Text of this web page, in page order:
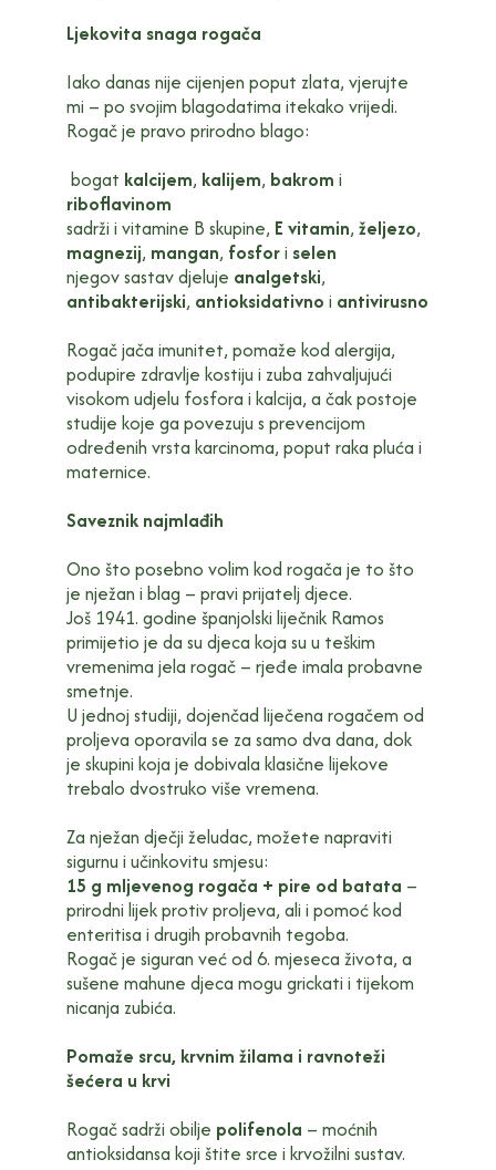
Ljekovita snaga rogača
Iako danas nije cijenjen poput zlata, vjerujte
mi – po svojim blagodatima itekako vrijedi.
Rogač je pravo prirodno blago:
bogat kalcijem, kalijem, bakrom i
riboflavinom
sadrži i vitamine B skupine, E vitamin, željezo,
magnezij, mangan, fosfori selen
njegov sastav djeluje analgetski,
antibakterijski, antioksidativno i antivirusno
Rogač jača imunitet, pomaže kod alergija,
podupire zdravlje kostiju i zuba zahvaljujući
visokom udjelu fosfora i kalcija, a čak postoje
studije koje ga povezuju s prevencijom
određenih vrsta karcinoma, poput raka pluća i
maternice.
Saveznik najmlađih
Ono što posebno volim kod rogača je to što
je nježan i blag – pravi prijatelj djece.
Još 1941. godine španjolski liječnik Ramos
primijetio je da su djeca koja su u teškim
vremenima jela rogač – rjeđe imala probavne
smetnje.
U jednoj studiji, dojenčad liječena rogačem od
proljeva oporavila se za samo dva dana, dok
je skupini koja je dobivala klasične lijekove
trebalo dvostruko više vremena.
Za nježan dječji želudac, možete napraviti
sigurnu i učinkovitu smjesu:
15 g mljevenog rogača + pire od batata –
prirodni lijek protiv proljeva, ali i pomoć kod
enteritisa i drugih probavnih tegoba.
Rogač je siguran već od 6. mjeseca života, a
sušene mahune djeca mogu grickati i tijekom
nicanja zubića.
Pomaže srcu, krvnim žilama i ravnoteži
šećera u krvi
Rogač sadrži obilje polifenola – moćnih
antioksidansa koji štite srce i krvožilni sustav.